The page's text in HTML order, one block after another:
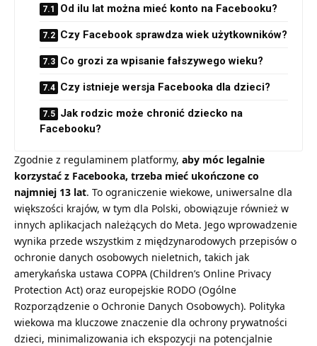
Od ilu lat można mieć konto na Facebooku?
Czy Facebook sprawdza wiek użytkowników?
Co grozi za wpisanie fałszywego wieku?
Czy istnieje wersja Facebooka dla dzieci?
Jak rodzic może chronić dziecko na
Facebooku?
Zgodnie z regulaminem platformy, aby móc legalnie
korzystać z Facebooka, trzeba mieć ukończone co
najmniej 13 lat. To ograniczenie wiekowe, uniwersalne dla
większości krajów, w tym dla Polski, obowiązuje również w
innych aplikacjach należących do Meta. Jego wprowadzenie
wynika przede wszystkim z międzynarodowych przepisów o
ochronie danych osobowych nieletnich, takich jak
amerykańska ustawa COPPA (Children’s Online Privacy
Protection Act) oraz europejskie RODO (Ogólne
Rozporządzenie o Ochronie Danych Osobowych). Polityka
wiekowa ma kluczowe znaczenie dla ochrony prywatności
dzieci, minimalizowania ich ekspozycji na potencjalnie